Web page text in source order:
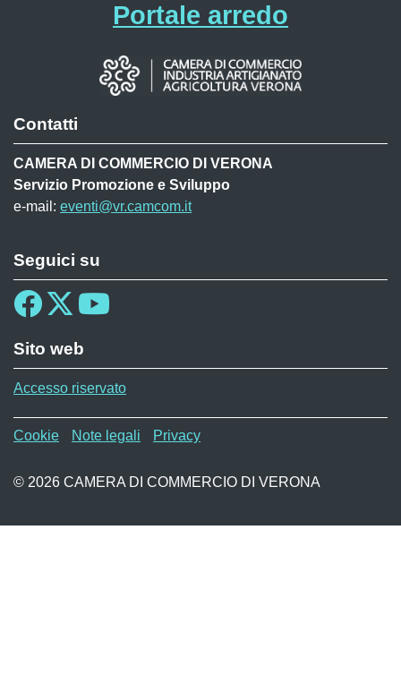
Portale arredo
Contatti
CAMERA DI COMMERCIO DI VERONA
Servizio Promozione e Sviluppo
e-mail: eventi@vr.camcom.it
Seguici su
Sito web
Accesso riservato
Menù privacy MAF
Cookie Note legali Privacy
© 2026 CAMERA DI COMMERCIO DI VERONA